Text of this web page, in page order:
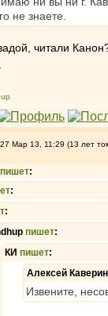
не знаете.
читали
Мар 13, 11:29 (13 лет
пишет:
:
:
пишет:
КИ пишет:
Алексей
Извените,